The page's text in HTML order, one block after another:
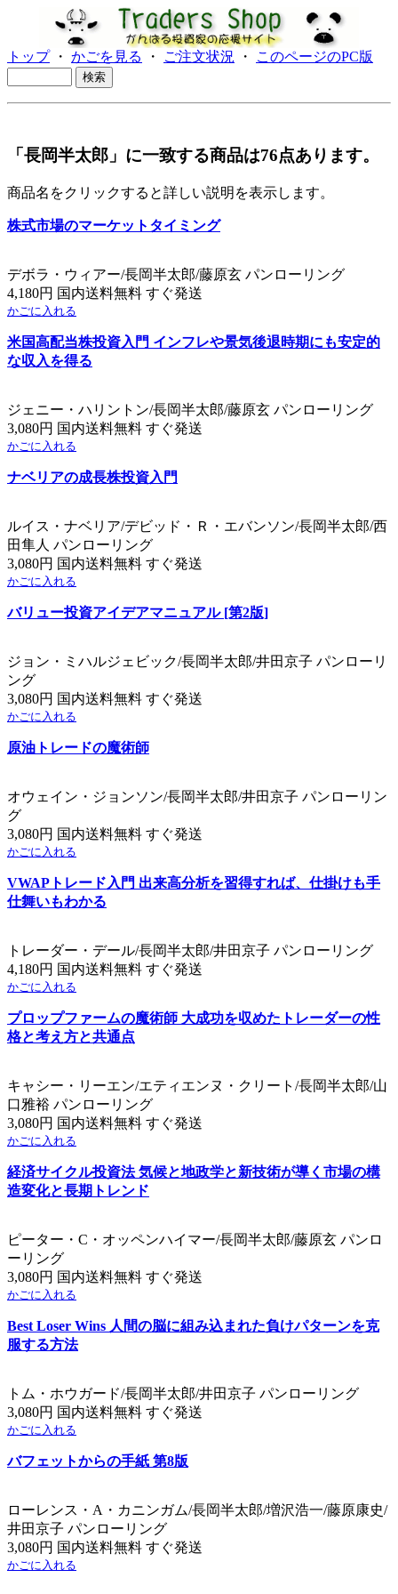
トップ・ かごを見る ・ ご注文状況 ・ このページのPC版
「長岡半太郎」に一致する商品は76点あります。
商品名をクリックすると詳しい説明を表示します。
株式市場のマーケットタイミング
デボラ・ウィアー/長岡半太郎/藤原玄 パンローリング
4,180円 国内送料無料 すぐ発送
かごに入れる
米国高配当株投資入門 インフレや景気後退時期にも安定的
な収入を得る
ジェニー・ハリントン/長岡半太郎/藤原玄 パンローリング
3,080円 国内送料無料 すぐ発送
かごに入れる
ナベリアの成長株投資入門
ルイス・ナベリア/デビッド・Ｒ・エバンソン/長岡半太郎/西
田隼人 パンローリング
3,080円 国内送料無料 すぐ発送
かごに入れる
バリュー投資アイデアマニュアル [第2版]
ジョン・ミハルジェビック/長岡半太郎/井田京子 パンローリ
ング
3,080円 国内送料無料 すぐ発送
かごに入れる
原油トレードの魔術師
オウェイン・ジョンソン/長岡半太郎/井田京子 パンローリン
グ
3,080円 国内送料無料 すぐ発送
かごに入れる
VWAPトレード入門 出来高分析を習得すれば、仕掛けも手
仕舞いもわかる
トレーダー・デール/長岡半太郎/井田京子 パンローリング
4,180円 国内送料無料 すぐ発送
かごに入れる
プロップファームの魔術師 大成功を収めたトレーダーの性
格と考え方と共通点
キャシー・リーエン/エティエンヌ・クリート/長岡半太郎/山
口雅裕 パンローリング
3,080円 国内送料無料 すぐ発送
かごに入れる
経済サイクル投資法 気候と地政学と新技術が導く市場の構
造変化と長期トレンド
ピーター・C・オッペンハイマー/長岡半太郎/藤原玄 パンロ
ーリング
3,080円 国内送料無料 すぐ発送
かごに入れる
Best Loser Wins 人間の脳に組み込まれた負けパターンを克
服する方法
トム・ホウガード/長岡半太郎/井田京子 パンローリング
3,080円 国内送料無料 すぐ発送
かごに入れる
バフェットからの手紙 第8版
ローレンス・A・カニンガム/長岡半太郎/増沢浩一/藤原康史/
井田京子 パンローリング
3,080円 国内送料無料 すぐ発送
かごに入れる